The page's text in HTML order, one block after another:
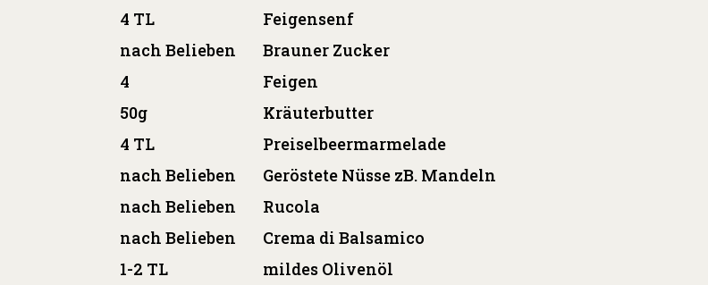
4 TL
Feigensenf
nach Belieben
Brauner Zucker
4
Feigen
50g
Kräuterbutter
4 TL
Preiselbeermarmelade
nach Belieben
Geröstete Nüsse zB. Mandeln
nach Belieben
Rucola
nach Belieben
Crema di Balsamico
1-2 TL
mildes Olivenöl